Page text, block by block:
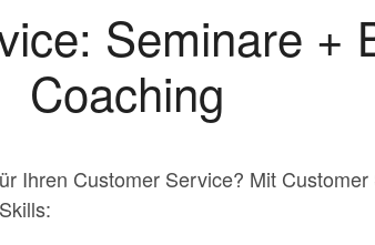
Seminare +
Coaching
Ihren Customer Service? Mit